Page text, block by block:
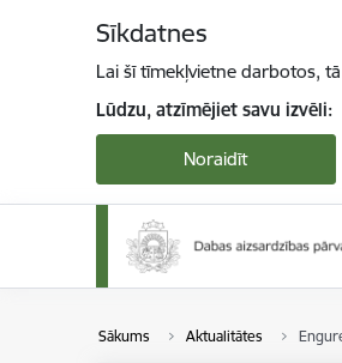
Sīkdatnes
Lai šī tīmekļvietne darbotos,
Lūdzu, atzīmējiet savu izvēli:
Noraidīt
Sākums Aktualitātes